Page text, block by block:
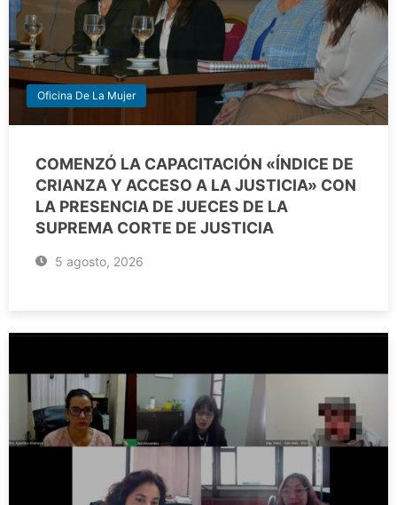
Oficina De La Mujer
COMENZÓ LA CAPACITACIÓN «ÍNDICE DE
CRIANZA Y ACCESO A LA JUSTICIA» CON
LA PRESENCIA DE JUECES DE LA
SUPREMA CORTE DE JUSTICIA
5 agosto, 2026